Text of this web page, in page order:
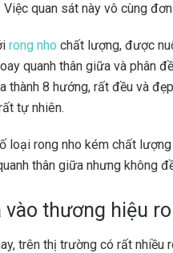
Việc quan sát này vô cùng
rong nho chất lượng, được
quanh thân giữa và phân
thành 8 hướng, rất đều và
tự nhiên.
loại rong nho kém chất
thân giữa nhưng không
vào thương hiệu
trên thị trường có rất nhiều